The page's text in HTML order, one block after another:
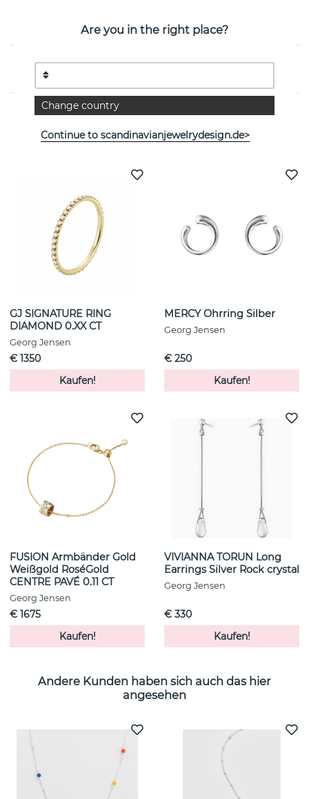
Von der dänischen Marke Georg Jensen
EIGENSCHAFTEN
Weitere Artikel ansehen
GJ SIGNATURE RING
DIAMOND 0.XX CT
Georg Jensen
€ 1350
Kaufen!
MERCY Ohrring Silber
Georg Jensen
€ 250
Kaufen!
FUSION Armbänder Gold
Weißgold RoséGold
CENTRE PAVÉ 0.11 CT
Georg Jensen
€ 1675
Kaufen!
VIVIANNA TORUN Long
Earrings Silver Rock crystal
Georg Jensen
€ 330
Kaufen!
Andere Kunden haben sich auch das hier
angesehen
Are you in the right place?
Change country
Continue to scandinavianjewelrydesign.de>